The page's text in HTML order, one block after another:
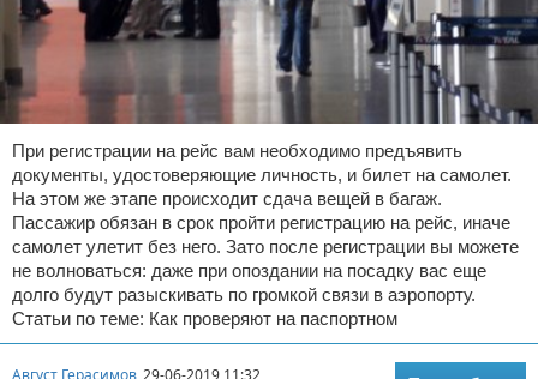
При регистрации на рейс вам необходимо предъявить
документы, удостоверяющие личность, и билет на самолет.
На этом же этапе происходит сдача вещей в багаж.
Пассажир обязан в срок пройти регистрацию на рейс, иначе
самолет улетит без него. Зато после регистрации вы можете
не волноваться: даже при опоздании на посадку вас еще
долго будут разыскивать по громкой связи в аэропорту.
Статьи по теме: Как проверяют на паспортном
Август Герасимов 29-06-2019 11:32